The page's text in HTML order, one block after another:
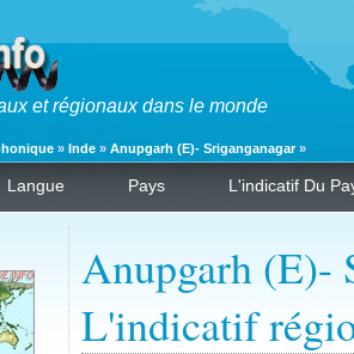
et régionaux dans le monde
» Inde » Anupgarh (E)- Sriganganagar»
Langue Pays L'indicatif Du
Anupgarh (E)-
L'indicatif